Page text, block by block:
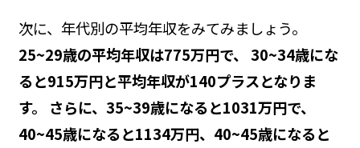
次に、年代別の平均年収をみてみましょう。
25~29歳の平均年収は775万円で、 30~34歳にな
ると915万円と平均年収が140プラスとなりま
す。 さらに、35~39歳になると1031万円で、
40~45歳になると1134万円、40~45歳になると